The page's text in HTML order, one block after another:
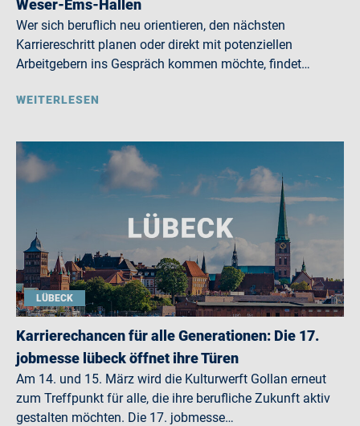
Weser-Ems-Hallen
Wer sich beruflich neu orientieren, den nächsten
Karriereschritt planen oder direkt mit potenziellen
Arbeitgebern ins Gespräch kommen möchte, findet…
WEITERLESEN
LÜBECK
Karrierechancen für alle Generationen: Die 17.
jobmesse lübeck öffnet ihre Türen
Am 14. und 15. März wird die Kulturwerft Gollan erneut
zum Treffpunkt für alle, die ihre berufliche Zukunft aktiv
gestalten möchten. Die 17. jobmesse…